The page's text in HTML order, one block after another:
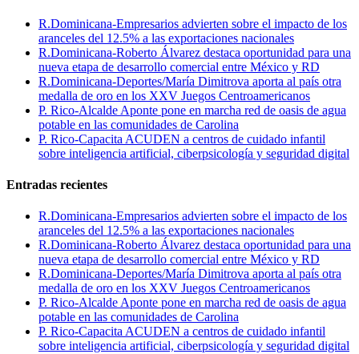
R.Dominicana-Empresarios advierten sobre el impacto de los
aranceles del 12.5% a las exportaciones nacionales
R.Dominicana-Roberto Álvarez destaca oportunidad para una
nueva etapa de desarrollo comercial entre México y RD
R.Dominicana-Deportes/María Dimitrova aporta al país otra
medalla de oro en los XXV Juegos Centroamericanos
P. Rico-Alcalde Aponte pone en marcha red de oasis de agua
potable en las comunidades de Carolina
P. Rico-Capacita ACUDEN a centros de cuidado infantil
sobre inteligencia artificial, ciberpsicología y seguridad digital
Entradas recientes
R.Dominicana-Empresarios advierten sobre el impacto de los
aranceles del 12.5% a las exportaciones nacionales
R.Dominicana-Roberto Álvarez destaca oportunidad para una
nueva etapa de desarrollo comercial entre México y RD
R.Dominicana-Deportes/María Dimitrova aporta al país otra
medalla de oro en los XXV Juegos Centroamericanos
P. Rico-Alcalde Aponte pone en marcha red de oasis de agua
potable en las comunidades de Carolina
P. Rico-Capacita ACUDEN a centros de cuidado infantil
sobre inteligencia artificial, ciberpsicología y seguridad digital